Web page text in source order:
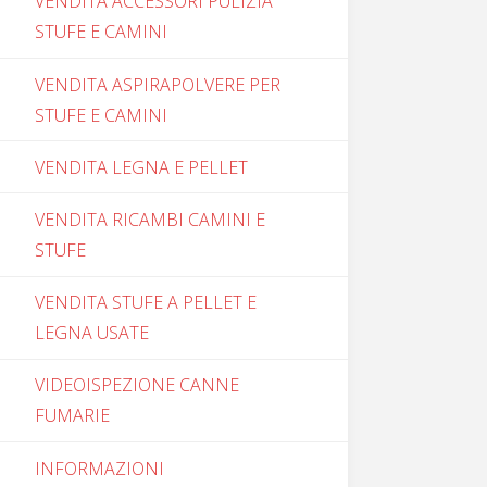
STUFE E CAMINI
VENDITA ASPIRAPOLVERE PER
STUFE E CAMINI
VENDITA LEGNA E PELLET
VENDITA RICAMBI CAMINI E
STUFE
VENDITA STUFE A PELLET E
LEGNA USATE
VIDEOISPEZIONE CANNE
FUMARIE
INFORMAZIONI